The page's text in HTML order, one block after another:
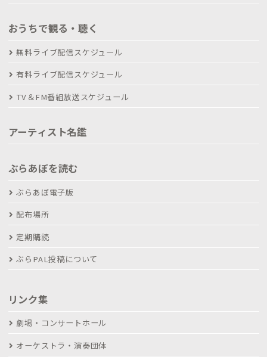
おうちで観る・聴く
無料ライブ配信スケジュール
有料ライブ配信スケジュール
TV＆FM番組放送スケジュール
アーティスト名鑑
ぶらあぼを読む
ぶらあぼ電子版
配布場所
定期購読
ぶらPAL投稿について
リンク集
劇場・コンサートホール
オーケストラ・演奏団体